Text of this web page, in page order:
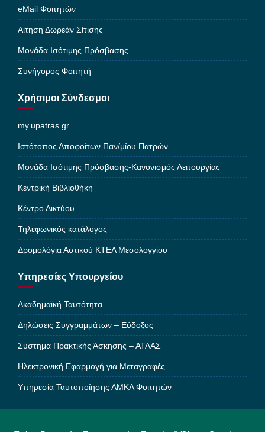
eMail Φοιτητών
Αίτηση Δωρεάν Σίτισης
Μονάδα Ισότιμης Πρόσβασης
Συνήγορος Φοιτητή
Χρήσιμοι Σύνδεσμοι
my.upatras.gr
Ιστότοπος Αποφοίτων Παν/μίου Πατρών
Μονάδα Ισότιμης Πρόσβασης-Κανονισμός Λειτουργίας
Κεντρική Βιβλιοθήκη
Κέντρο Δικτύου
Τηλεφωνικός κατάλογος
Δρομολόγια Αστικού ΚΤΕΛ Μεσολογγίου
Υπηρεσίες Υπουργείου
Ακαδημαϊκή Ταυτότητα
Δηλώσεις Συγγραμμάτων – Εύδοξος
Σύστημα Πρακτικής Άσκησης – ΑΤΛΑΣ
Ηλεκτρονική Εφαρμογή για Μεταγραφές
Υπηρεσία Ταυτοποίησης ΑΜΚΑ Φοιτητών